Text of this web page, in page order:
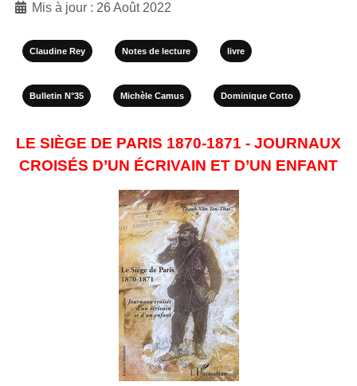
Mis à jour : 26 Août 2022
Claudine Rey Notes de lecture livre
Bulletin N°35 Michèle Camus Dominique Cotto
LE SIÈGE DE PARIS 1870-1871 - JOURNAUX
CROISÉS D’UN ÉCRIVAIN ET D’UN ENFANT